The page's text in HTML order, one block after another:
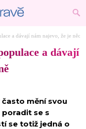
a dávají nám najevo, že je něco
a dávají
mění svou
poradit se s
se totiž jedná o